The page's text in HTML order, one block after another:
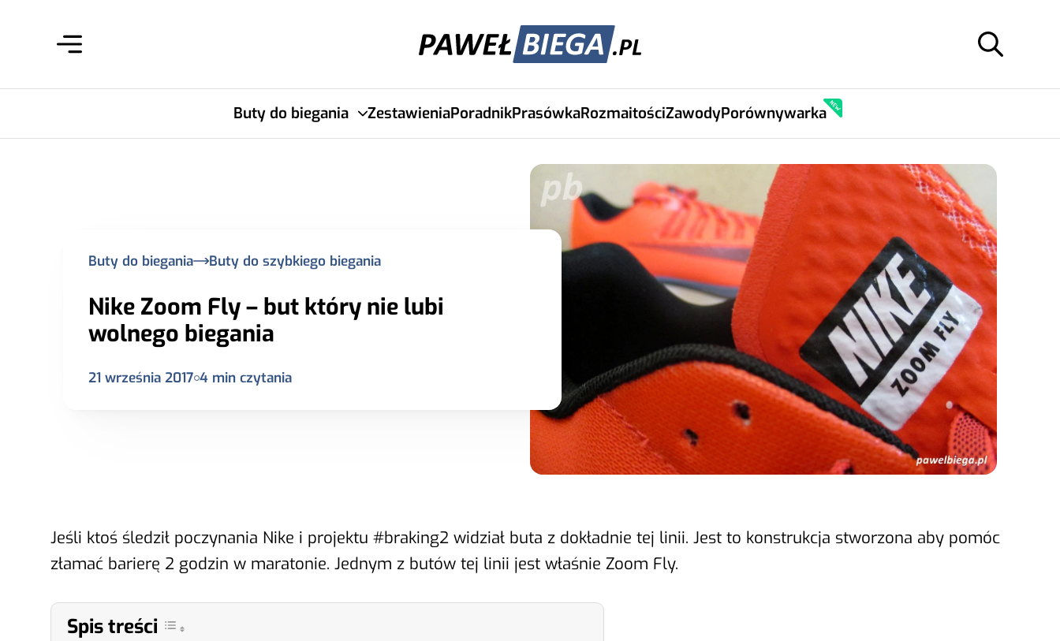
Buty do biegania ZestawieniaPoradnikPrasówkaRozmaitościZawodyPorównywarka
Buty do biegania Buty do szybkiego biegania
Nike Zoom Fly – but który nie lubi
wolnego biegania
21 września 2017 4 min czytania
Jeśli ktoś śledził poczynania Nike i projektu #braking2 widział buta z dokładnie tej linii. Jest to konstrukcja stworzona aby pomóc
złamać barierę 2 godzin w maratonie. Jednym z butów tej linii jest właśnie Zoom Fly.
Spis treści